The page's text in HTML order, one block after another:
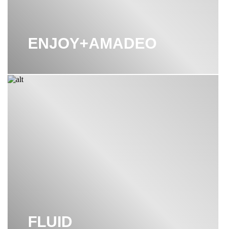
ENJOY+AMADEO
FLUID